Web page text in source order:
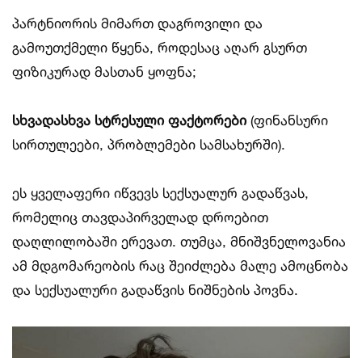
პარტნიორის მიმართ დაგროვილი და
გამოუთქმელი წყენა, როდესაც აღარ გსურთ
ფიზიკურად მასთან ყოფნა;
სხვადასხვა სტრესული ფაქტორები (ფინანსური
სირთულეები, პრობლემები სამსახურში).
ეს ყველაფერი იწვევს სექსუალურ გადაწვას,
რომელიც თავდაპირველად დროებით
დაღლილობაში ერევათ. თუმცა, მნიშვნელოვანია
ამ მდგომარეობის რაც შეიძლება მალე ამოცნობა
და სექსუალური გადაწვის ნიშნების პოვნა.